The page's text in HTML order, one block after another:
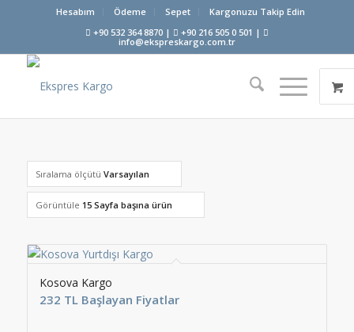
Hesabım Ödeme Sepet
Kargonuzu Takip Edin
+90 532 364 8870 |
+90 216 505 0 501 |
info@ekspreskargo.com.tr
Sıralama ölçütü Varsayılan
Görüntüle 15 Sayfa başına ürün
Kosova Kargo
232 TL Başlayan Fiyatlar